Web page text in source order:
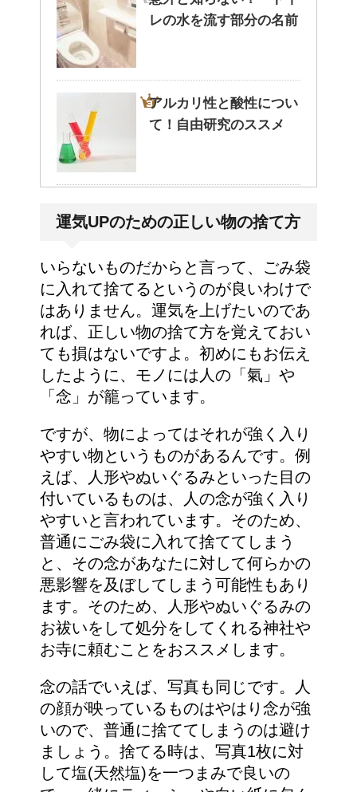
レの水を流す部分の名前
アルカリ性と酸性につい
て！自由研究のススメ
成分とその効果は？！
運気UPのための正しい物の捨て方
いらないものだからと言って、ごみ袋
に入れて捨てるというのが良いわけで
はありません。運気を上げたいのであ
れば、正しい物の捨て方を覚えておい
ても損はないですよ。初めにもお伝え
したように、モノには人の「氣」や
「念」が籠っています。
ですが、物によってはそれが強く入り
やすい物というものがあるんです。例
えば、人形やぬいぐるみといった目の
付いているものは、人の念が強く入り
やすいと言われています。そのため、
普通にごみ袋に入れて捨ててしまう
と、その念があなたに対して何らかの
悪影響を及ぼしてしまう可能性もあり
ます。そのため、人形やぬいぐるみの
お祓いをして処分をしてくれる神社や
お寺に頼むことをおススメします。
念の話でいえば、写真も同じです。人
の顔が映っているものはやはり念が強
いので、普通に捨ててしまうのは避け
ましょう。捨てる時は、写真1枚に対
して塩(天然塩)を一つまみで良いの